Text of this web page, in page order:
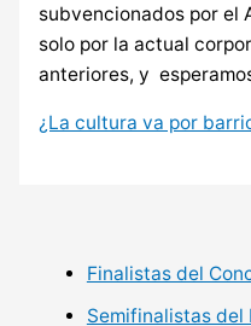
subvencionados por el
solo por la actual
anteriores, y
¿La cultura va por
Finalistas del
Semifinalistas del